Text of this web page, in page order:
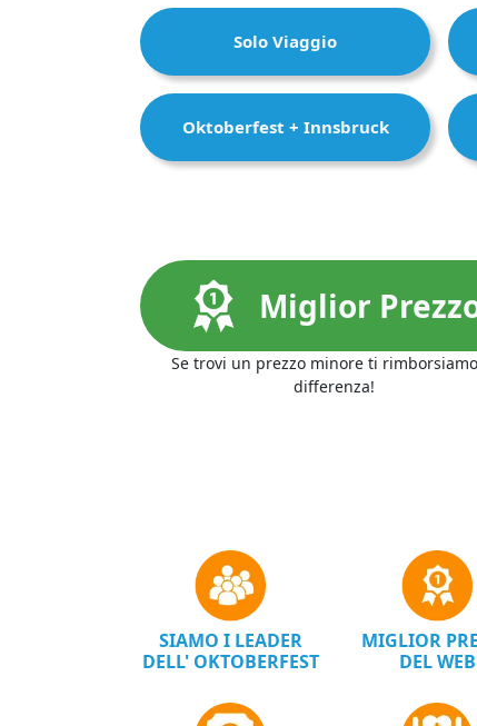
Solo Viaggio
Oktoberfest + Innsbruck
Miglior
Se trovi un prezzo minore ti
differenza!
SIAMO I LEADER
DELL' OKTOBERFEST
MIGLIOR
DEL WEB